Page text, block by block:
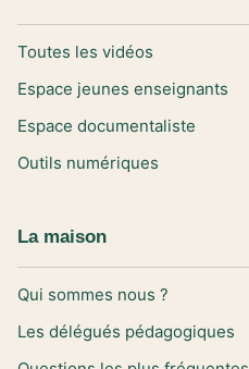
Toutes les vidéos
Espace jeunes enseignants
Espace documentaliste
Outils numériques
La maison
Qui sommes nous ?
Les délégués pédagogiques